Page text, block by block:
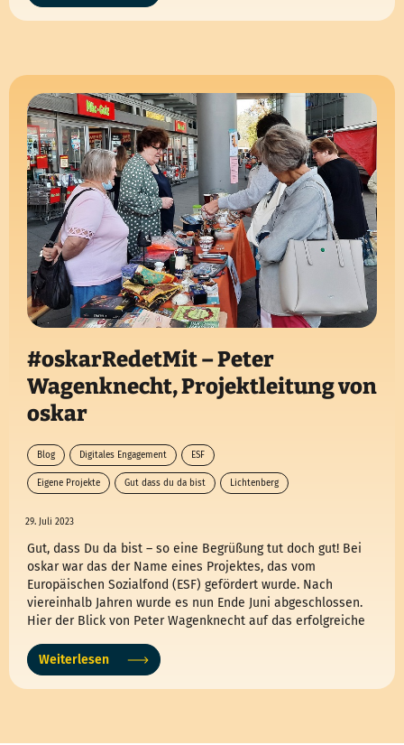
#oskarRedetMit – Peter
Wagenknecht, Projektleitung von
oskar
Blog Digitales Engagement ESF
Eigene Projekte Gut dass du da bist Lichtenberg
29. Juli 2023
Gut, dass Du da bist – so eine Begrüßung tut doch gut! Bei
oskar war das der Name eines Projektes, das vom
Europäischen Sozialfond (ESF) gefördert wurde. Nach
viereinhalb Jahren wurde es nun Ende Juni abgeschlossen.
Hier der Blick von Peter Wagenknecht auf das erfolgreiche
Weiterlesen